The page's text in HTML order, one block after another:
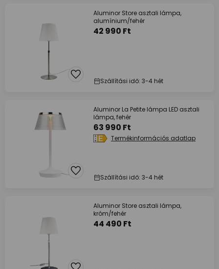
Aluminor Store asztali lámpa,
alumínium/fehér
42 990 Ft
Szállítási idő: 3-4 hét
Aluminor La Petite lámpa LED asztali
lámpa, fehér
63 990 Ft
Termékinformációs adatlap
Szállítási idő: 3-4 hét
Aluminor Store asztali lámpa,
króm/fehér
44 490 Ft